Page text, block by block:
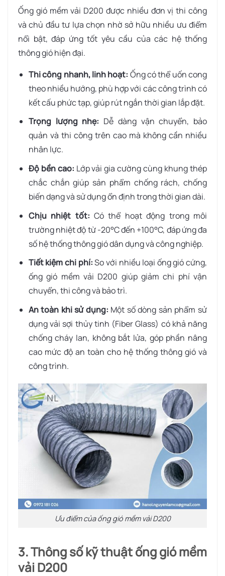
Ống gió mềm vải D200 được nhiều đơn vị thi công
và chủ đầu tư lựa chọn nhờ sở hữu nhiều ưu điểm
nổi bật, đáp ứng tốt yêu cầu của các hệ thống
thông gió hiện đại.
Thi công nhanh, linh hoạt: Ống có thể uốn cong
theo nhiều hướng, phù hợp với các công trình có
kết cấu phức tạp, giúp rút ngắn thời gian lắp đặt.
Trọng lượng nhẹ: Dễ dàng vận chuyển, bảo
quản và thi công trên cao mà không cần nhiều
nhân lực.
Độ bền cao: Lớp vải gia cường cùng khung thép
chắc chắn giúp sản phẩm chống rách, chống
biến dạng và sử dụng ổn định trong thời gian dài.
Chịu nhiệt tốt: Có thể hoạt động trong môi
trường nhiệt độ từ -20°C đến +100°C, đáp ứng đa
số hệ thống thông gió dân dụng và công nghiệp.
Tiết kiệm chi phí:So với nhiều loại ống gió cứng,
ống gió mềm vải D200 giúp giảm chi phí vận
chuyển, thi công và bảo trì.
An toàn khi sử dụng: Một số dòng sản phẩm sử
dụng vải sợi thủy tinh (Fiber Glass) có khả năng
chống cháy lan, không bắt lửa, góp phần nâng
cao mức độ an toàn cho hệ thống thông gió và
công trình.
Ưu điểm của ống gió mềm vải D200
3. Thông số kỹ thuật ống gió mềm
vải D200